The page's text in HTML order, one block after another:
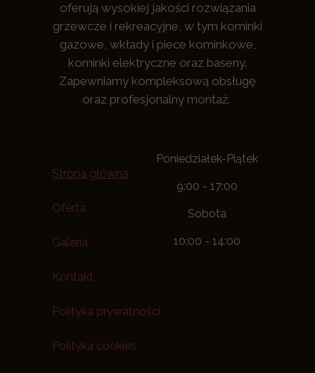
oferują wysokiej jakości rozwiązania
grzewcze i rekreacyjne, w tym kominki
gazowe, wkłady i piece kominkowe,
kominki elektryczne oraz baseny.
Zapewniamy kompleksową obsługę
oraz profesjonalny montaż.
Strona główna
Oferta
Galeria
Kontakt
Polityka prywatności
Polityka cookies
Poniedziałek-Piątek
9:00 - 17:00
Sobota
10:00 - 14:00